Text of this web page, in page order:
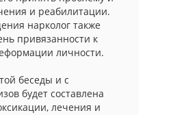
и реабилитации.
нарколог также
привязанности к
личности.
беседы и с
будет составлена
лечения и